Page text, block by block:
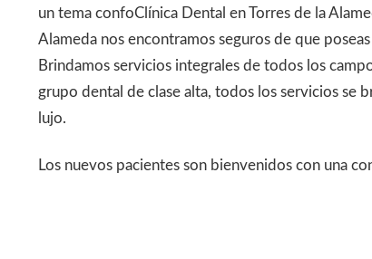
un tema confoClínica Dental en Torres de la
Alameda nos encontramos seguros de que
Brindamos servicios integrales de todos los
grupo dental de clase alta, todos los servicios se
lujo.
Los nuevos pacientes son bienvenidos con una